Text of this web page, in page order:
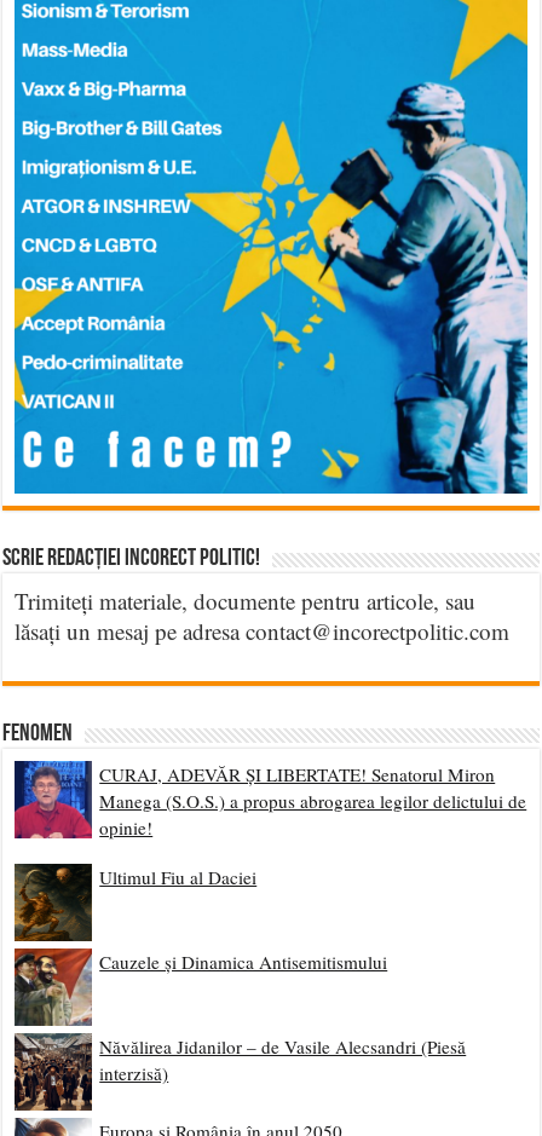
Scrie Redacției Incorect Politic!
Trimiteți materiale, documente pentru articole, sau
lăsați un mesaj pe adresa contact@incorectpolitic.com
Fenomen
CURAJ, ADEVĂR ȘI LIBERTATE! Senatorul Miron
Manega (S.O.S.) a propus abrogarea legilor delictului de
opinie!
Ultimul Fiu al Daciei
Cauzele și Dinamica Antisemitismului
Năvălirea Jidanilor – de Vasile Alecsandri (Piesă
interzisă)
Europa și România în anul 2050